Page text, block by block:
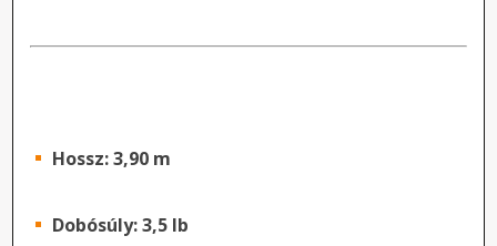
Hossz: 3,90 m
Dobósúly: 3,5 lb